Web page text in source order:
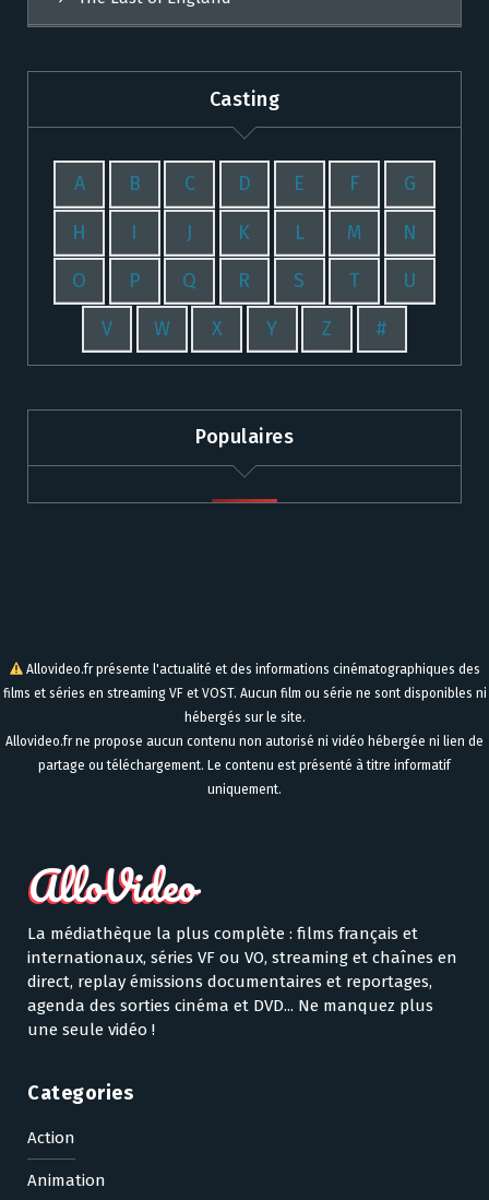
Casting
A B C D E F G
H I J K L M N
O P Q R S T U
V W X Y Z #
Populaires
Allovideo.fr présente l'actualité et des informations cinématographiques des
films et séries en streaming VF et VOST. Aucun film ou série ne sont disponibles ni
hébergés sur le site.
Allovideo.fr ne propose aucun contenu non autorisé ni vidéo hébergée ni lien de
partage ou téléchargement. Le contenu est présenté à titre informatif
uniquement.
La médiathèque la plus complète : films français et
internationaux, séries VF ou VO, streaming et chaînes en
direct, replay émissions documentaires et reportages,
agenda des sorties cinéma et DVD... Ne manquez plus
une seule vidéo !
Categories
Action
Animation